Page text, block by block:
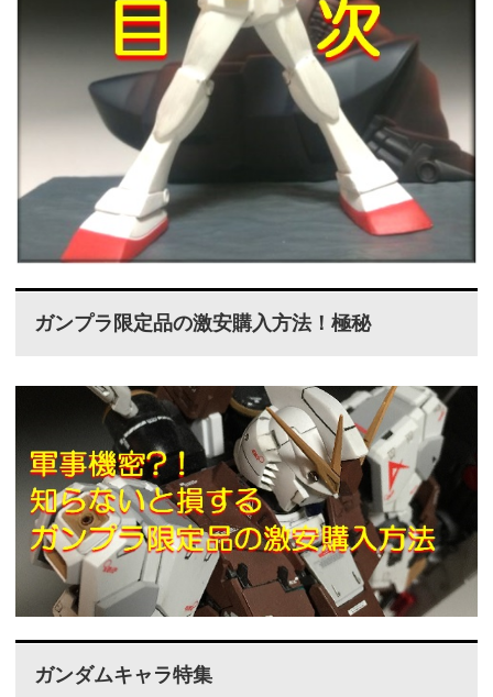
ガンプラ限定品の激安購入方法！極秘
ガンダムキャラ特集